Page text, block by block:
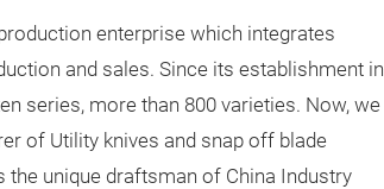
enterprise which integrates
and sales. Since its establishment in
series, more than 800 varieties. Now, we
of Utility knives and snap off blade
the unique draftsman of China Industry